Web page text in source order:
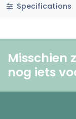
Specifications
Misschien
nog iets